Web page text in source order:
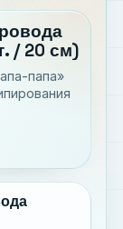
/ 20 см)
папа»